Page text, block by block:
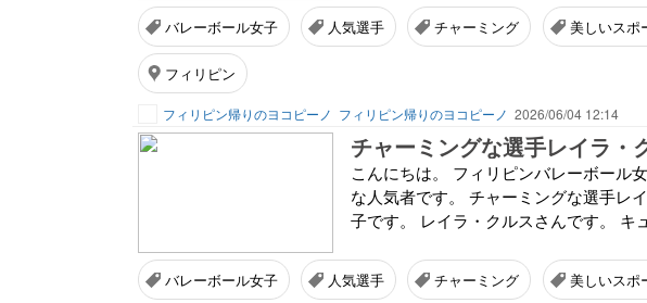
バレーボール女子 人気選手 チャーミング 美しいスポ
フィリピン
フィリピン帰りのヨコピーノ フィリピン帰りのヨコピーノ 2026/06/04 12:14
チャーミングな選手レイラ
こんにちは。 フィリピンバレーボール
な人気者です。 チャーミングな選手レ
子です。 レイラ・クルスさんです。 キ
バレーボール女子 人気選手 チャーミング 美しいスポ